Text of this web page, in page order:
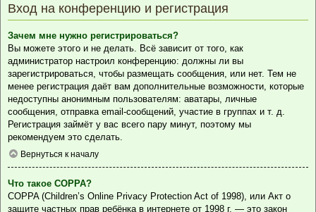
Вход на конференцию и регистрация
Зачем мне нужно регистрироваться?
Вы можете этого и не делать. Всё зависит от того, как
администратор настроил конференцию: должны ли вы
зарегистрироваться, чтобы размещать сообщения, или нет. Тем не
менее регистрация даёт вам дополнительные возможности, которые
недоступны анонимным пользователям: аватары, личные
сообщения, отправка email-сообщений, участие в группах и т. д.
Регистрация займёт у вас всего пару минут, поэтому мы
рекомендуем это сделать.
Вернуться к началу
Что такое COPPA?
COPPA (Children’s Online Privacy Protection Act of 1998), или Акт о
защите частных прав ребёнка в интернете от 1998 г. — это закон